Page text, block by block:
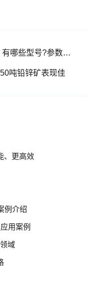
时产/日产【70吨球磨机】有哪些型号?参数表与价格表
吨铅锌矿表现佳
、更高效
例介绍
用案例
域